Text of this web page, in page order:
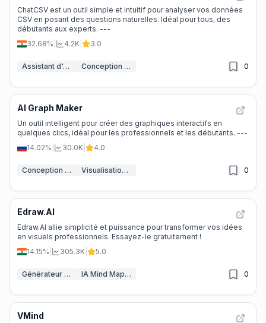
ChatCSV est un outil simple et intuitif pour analyser vos données
CSV en posant des questions naturelles. Idéal pour tous, des
débutants aux experts. ---
32.68%
4.2K 3.0
Assistant d'Analyse IA Conception de graphiques IA 0
AI Graph Maker
Un outil intelligent pour créer des graphiques interactifs en
quelques clics, idéal pour les professionnels et les débutants. ---
14.02%
30.0K 4.0
Conception de graphiques IA Visualisation de données 0
Edraw.AI
Edraw.AI allie simplicité et puissance pour transformer vos idées
en visuels professionnels. Essayez-le gratuitement !
14.15%
305.3K 5.0
Générateur de diagrammes IA IA Mind Mapping 0
VMind